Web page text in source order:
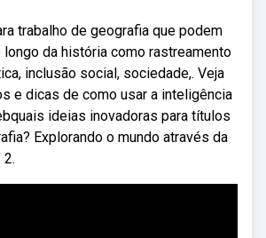
trabalho de geografia que podem
da história como rastreamento
inclusão social, sociedade,. Veja
e dicas de como usar a inteligência
ideias inovadoras para títulos
Explorando o mundo através da
2.